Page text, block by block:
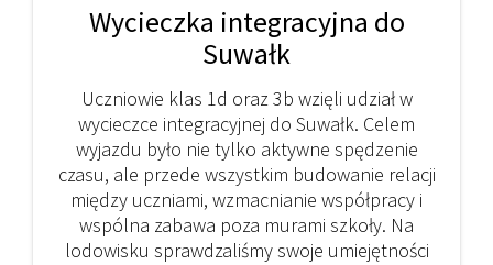
Wycieczka integracyjna do
Suwałk
Uczniowie klas 1d oraz 3b wzięli udział w
wycieczce integracyjnej do Suwałk. Celem
wyjazdu było nie tylko aktywne spędzenie
czasu, ale przede wszystkim budowanie relacji
między uczniami, wzmacnianie współpracy i
wspólna zabawa poza murami szkoły. Na
lodowisku sprawdzaliśmy swoje umiejętności